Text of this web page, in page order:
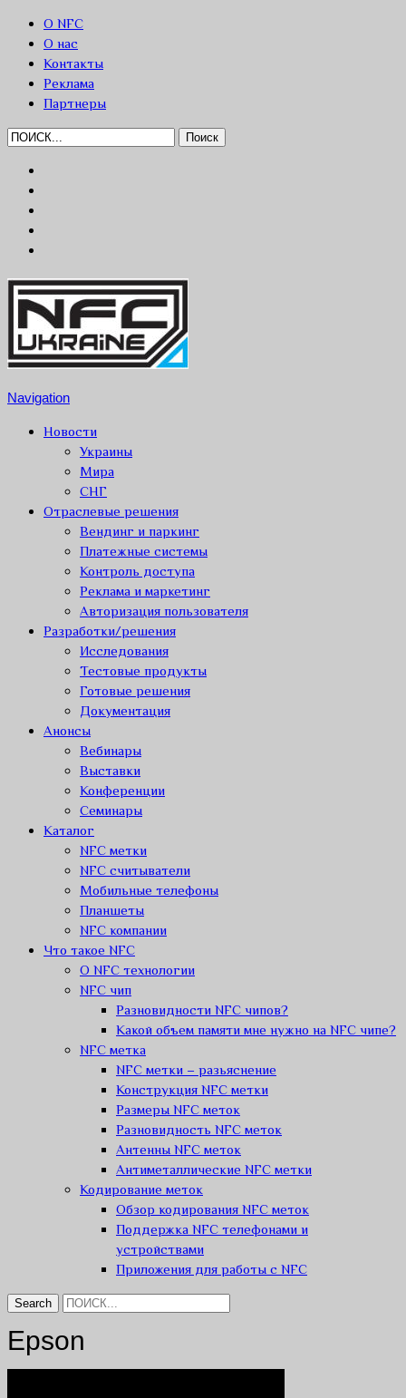
О NFC
О нас
Контакты
Реклама
Партнеры
Navigation
Новости
Украины
Мира
СНГ
Отраслевые решения
Вендинг и паркинг
Платежные системы
Контроль доступа
Реклама и маркетинг
Авторизация пользователя
Разработки/решения
Исследования
Тестовые продукты
Готовые решения
Документация
Анонсы
Вебинары
Выставки
Конференции
Семинары
Каталог
NFC метки
NFC считыватели
Мобильные телефоны
Планшеты
NFC компании
Что такое NFC
О NFC технологии
NFC чип
Разновидности NFC чипов?
Какой объем памяти мне нужно на NFC чипе?
NFC метка
NFC метки – разьяснение
Конструкция NFC метки
Размеры NFC меток
Разновидность NFC меток
Антенны NFC меток
Антиметаллические NFC метки
Кодирование меток
Обзор кодирования NFC меток
Поддержка NFC телефонами и
устройствами
Приложения для работы с NFC
Epson